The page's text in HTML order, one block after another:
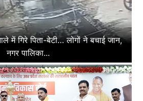
में गिरे पिता-बेटी… लोगों ने बचाई जान,
नगर पालिका...